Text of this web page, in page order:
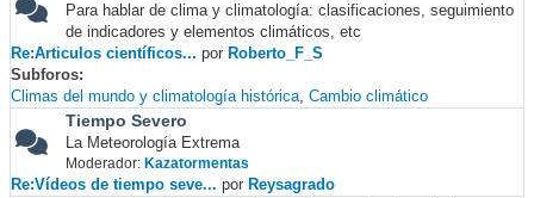
Para hablar de clima y climatología: clasificaciones, seguimiento
de indicadores y elementos climáticos, etc
Re:Articulos científicos... por Roberto_F_S
Subforos
Climas del mundo y climatología histórica Cambio climático
Tiempo Severo
La Meteorología Extrema
Moderador: Kazatormentas
Re:Vídeos de tiempo seve... por Reysagrado